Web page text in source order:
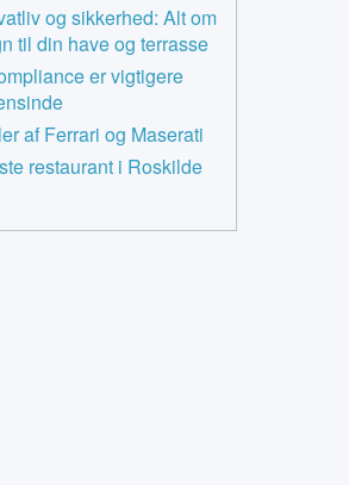
og sikkerhed: Alt om
til din have og terrasse
er vigtigere
af Ferrari og Maserati
restaurant i Roskilde